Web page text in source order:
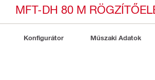
MFT-DH 80 M
Konfigurátor Műszaki Adatok